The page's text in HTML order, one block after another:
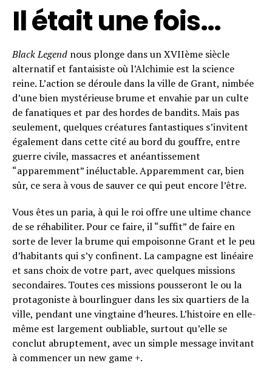
Il était une fois…
Black Legend nous plonge dans un XVIIème siècle
alternatif et fantaisiste où l’Alchimie est la science
reine. L’action se déroule dans la ville de Grant, nimbée
d’une bien mystérieuse brume et envahie par un culte
de fanatiques et par des hordes de bandits. Mais pas
seulement, quelques créatures fantastiques s’invitent
également dans cette cité au bord du gouffre, entre
guerre civile, massacres et anéantissement
“apparemment” inéluctable. Apparemment car, bien
sûr, ce sera à vous de sauver ce qui peut encore l’être.
Vous êtes un paria, à qui le roi offre une ultime chance
de se réhabiliter. Pour ce faire, il “suffit” de faire en
sorte de lever la brume qui empoisonne Grant et le peu
d’habitants qui s’y confinent. La campagne est linéaire
et sans choix de votre part, avec quelques missions
secondaires. Toutes ces missions pousseront le ou la
protagoniste à bourlinguer dans les six quartiers de la
ville, pendant une vingtaine d’heures. L’histoire en elle-
même est largement oubliable, surtout qu’elle se
conclut abruptement, avec un simple message invitant
à commencer un new game +.